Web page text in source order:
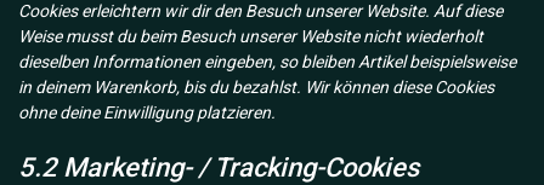
Cookies erleichtern wir dir den Besuch unserer Website. Auf diese
Weise musst du beim Besuch unserer Website nicht wiederholt
dieselben Informationen eingeben, so bleiben Artikel beispielsweise
in deinem Warenkorb, bis du bezahlst. Wir können diese Cookies
ohne deine Einwilligung platzieren.
5.2 Marketing- / Tracking-Cookies